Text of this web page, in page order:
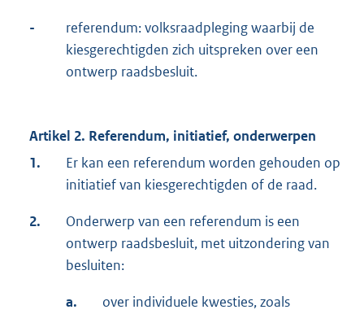
-
referendum: volksraadpleging waarbij de
kiesgerechtigden zich uitspreken over een
ontwerp raadsbesluit.
Artikel 2. Referendum, initiatief, onderwerpen
1.
Er kan een referendum worden gehouden op
initiatief van kiesgerechtigden of de raad.
2.
Onderwerp van een referendum is een
ontwerp raadsbesluit, met uitzondering van
besluiten:
a.
over individuele kwesties, zoals